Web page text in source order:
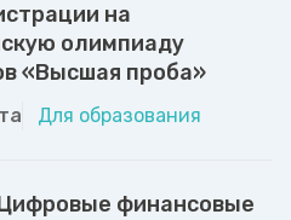
на
олимпиаду
«Высшая проба»
Для образования
финансовые